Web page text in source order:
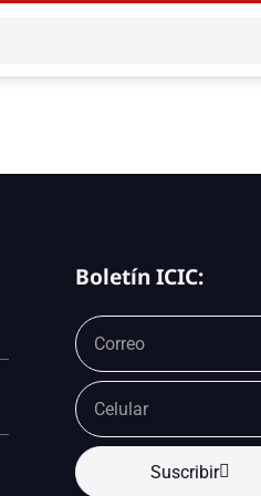
Boletín ICIC:
Suscribir